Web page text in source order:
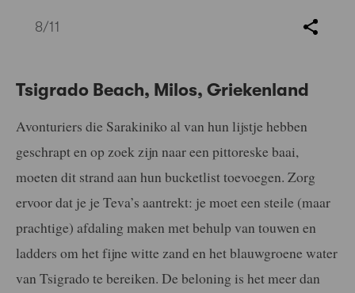
8/11
Tsigrado Beach, Milos, Griekenland
Avonturiers die Sarakiniko al van hun lijstje hebben
geschrapt en op zoek zijn naar een pittoreske baai,
moeten dit strand aan hun bucketlist toevoegen. Zorg
ervoor dat je je Teva’s aantrekt: je moet een steile (maar
prachtige) afdaling maken met behulp van touwen en
ladders om het fijne witte zand en het blauwgroene water
van Tsigrado te bereiken. De beloning is het meer dan